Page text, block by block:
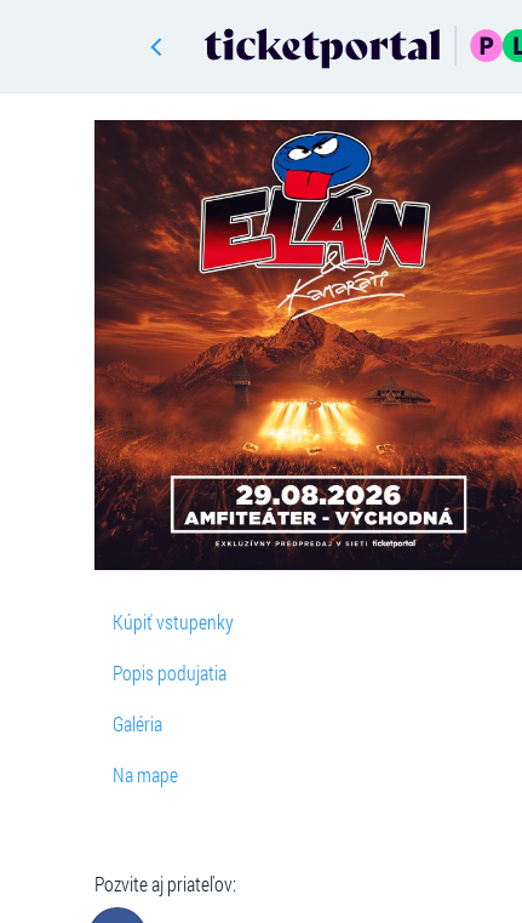
Kúpiť vstupenky
Popis podujatia
Galéria
Na mape
Pozvite aj priateľov: